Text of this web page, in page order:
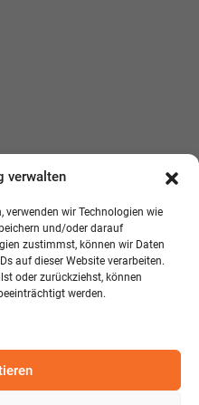
verwalten
verwenden wir Technologien wie
und/oder darauf
zustimmst, können wir Daten
auf dieser Website verarbeiten.
oder zurückziehst, können
werden.